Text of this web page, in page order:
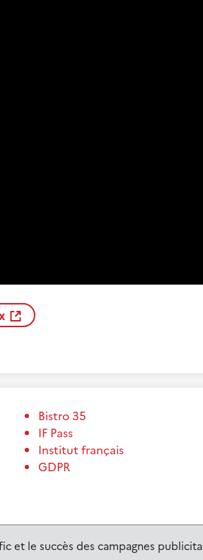
et le succès des campagnes
Bistro 35
IF Pass
Institut français
GDPR